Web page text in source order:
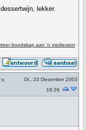
lekker.
boodskap aan 'n moderator
Di., 23 Desember 2003
18:26